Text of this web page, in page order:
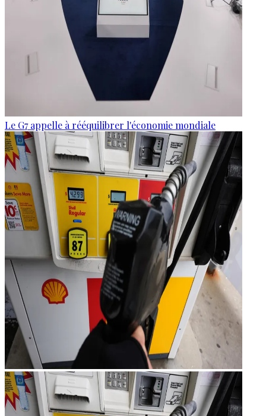
Le G7 appelle à rééquilibrer l'économie mondiale